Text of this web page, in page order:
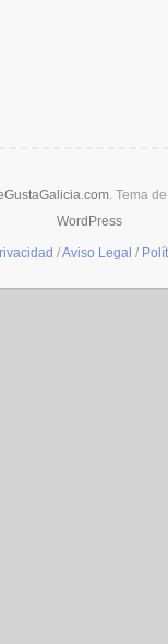
. Tema de
WordPress
/Aviso Legal /